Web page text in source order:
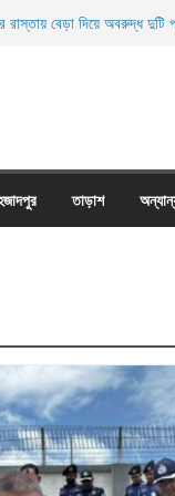
রাস্তায় বেড়া দিয়ে অবরুদ্ধ দুটি
তাড়াশ